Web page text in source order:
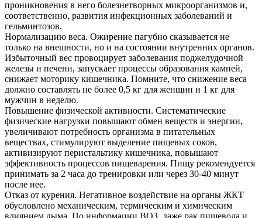
проникновения в него болезнетворных микроорганизмов и,
соответственно, развития инфекционных заболеваний и
гельминтозов.
Нормализацию веса. Ожирение пагубно сказывается не
только на внешности, но и на состоянии внутренних органов.
Избыточный вес провоцирует заболевания поджелудочной
железы и печени, запускает процессы образования камней,
снижает моторику кишечника. Помните, что снижение веса
должно составлять не более 0,5 кг для женщин и 1 кг для
мужчин в неделю.
Повышение физической активности. Систематические
физические нагрузки повышают обмен веществ и энергии,
увеличивают потребность организма в питательных
веществах, стимулируют выделение пищевых соков,
активизируют перистальтику кишечника, повышают
эффективность процессов пищеварения. Пищу рекомендуется
принимать за 2 часа до тренировки или через 30-40 минут
после нее.
Отказ от курения. Негативное воздействие на органы ЖКТ
обусловлено механическим, термическим и химическим
влиянием дыма. По информации ВОЗ, даже рак пищевода и